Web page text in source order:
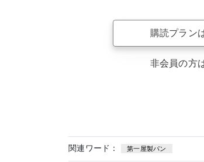
購読プラン
非会員の方
関連ワード： 第一屋製パン